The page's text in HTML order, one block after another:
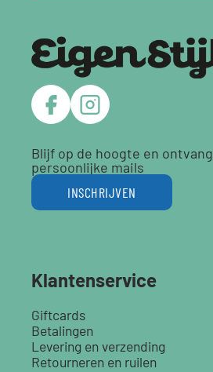
Blijf op de hoogte en ontvang
persoonlijke mails
INSCHRIJVEN
Klantenservice
Giftcards
Betalingen
Levering en verzending
Retourneren en ruilen